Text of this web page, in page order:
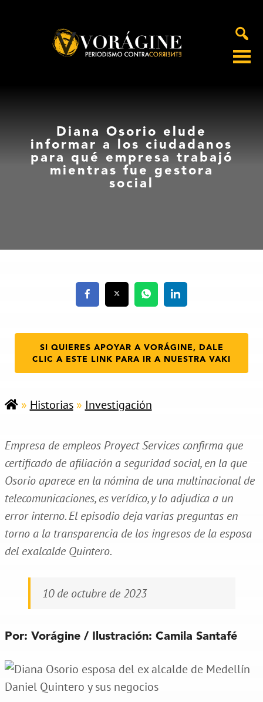
Diana Osorio elude
informar a los ciudadanos
para qué empresa trabajó
mientras fue gestora
social
SI QUIERES APOYAR A VORÁGINE, DALE
CLIC A ESTE LINK PARA IR A NUESTRA VAKI
» Historias» Investigación
Empresa de empleos Proyect Services confirma que
certificado de afiliación a seguridad social, en la que
Osorio aparece en la nómina de una multinacional de
telecomunicaciones, es verídico, y lo adjudica a un
error interno. El episodio deja varias preguntas en
torno a la transparencia de los ingresos de la esposa
del exalcalde Quintero.
10 de octubre de 2023
Por: Vorágine / Ilustración: Camila Santafé